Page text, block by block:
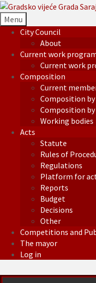
Menu
City Council
About
Current work
Current work
Composition
Current
Composition
Composition
Working bodies
Acts
Statute
Rules of
Regulations
Platform for
Reports
Budget
Decisions
Other
Competitions and
The mayor
Log in